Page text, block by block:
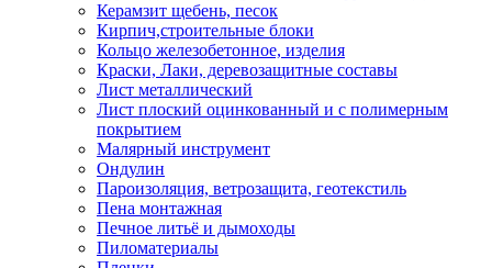
Керамзит щебень, песок
Кирпич,строительные блоки
Кольцо железобетонное, изделия
Краски, Лаки, деревозащитные составы
Лист металлический
Лист плоский оцинкованный и с полимерным
покрытием
Малярный инструмент
Ондулин
Пароизоляция, ветрозащита, геотекстиль
Пена монтажная
Печное литьё и дымоходы
Пиломатериалы